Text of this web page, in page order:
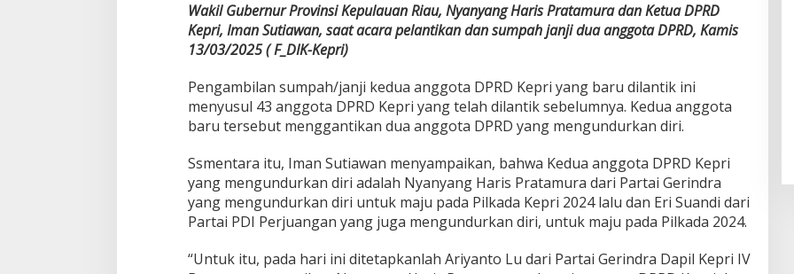
Wakil Gubernur Provinsi Kepulauan Riau, Nyanyang Haris Pratamura dan Ketua DPRD
Kepri, Iman Sutiawan, saat acara pelantikan dan sumpah janji dua anggota DPRD, Kamis
13/03/2025 ( F_DIK-Kepri)
Pengambilan sumpah/janji kedua anggota DPRD Kepri yang baru dilantik ini
menyusul 43 anggota DPRD Kepri yang telah dilantik sebelumnya. Kedua anggota
baru tersebut menggantikan dua anggota DPRD yang mengundurkan diri.
Ssmentara itu, Iman Sutiawan menyampaikan, bahwa Kedua anggota DPRD Kepri
yang mengundurkan diri adalah Nyanyang Haris Pratamura dari Partai Gerindra
yang mengundurkan diri untuk maju pada Pilkada Kepri 2024 lalu dan Eri Suandi dari
Partai PDI Perjuangan yang juga mengundurkan diri, untuk maju pada Pilkada 2024.
“Untuk itu, pada hari ini ditetapkanlah Ariyanto Lu dari Partai Gerindra Dapil Kepri IV